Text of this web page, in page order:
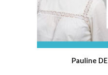
Pauline